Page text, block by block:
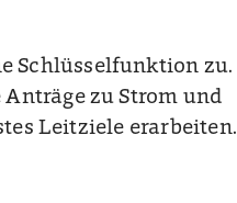
Schlüsselfunktion zu.
zu Strom und
Leitziele erarbeiten.